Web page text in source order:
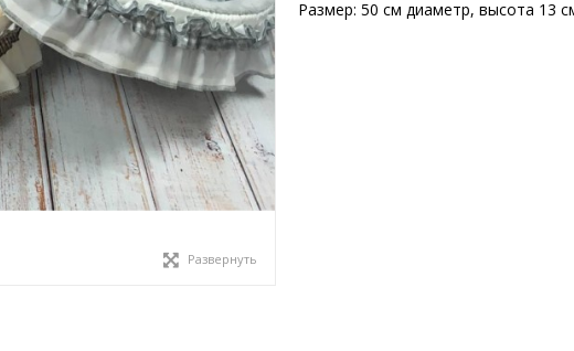
Развернуть
Размер: 50 см диаметр, высота 13